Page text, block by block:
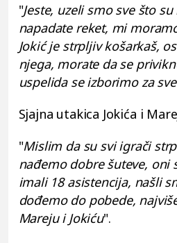
"Jeste, uzeli smo sve što
napadate reket, mi
Jokić je strpljiv košarkaš,
njega, morate da se
uspelida se izborimo za
Sjajna utakica Jokića i
"Mislim da su svi igrači
nađemo dobre šuteve, oni
imali 18 asistencija, našli
dođemo do pobede,
Mareju i Jokiću".